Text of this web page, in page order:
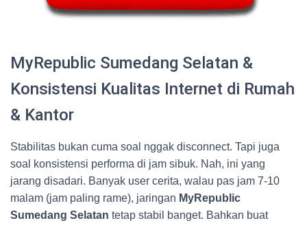
MyRepublic Sumedang Selatan &
Konsistensi Kualitas Internet di Rumah
& Kantor
Stabilitas bukan cuma soal nggak disconnect. Tapi juga
soal konsistensi performa di jam sibuk. Nah, ini yang
jarang disadari. Banyak user cerita, walau pas jam 7-10
malam (jam paling rame), jaringan MyRepublic
Sumedang Selatan tetap stabil banget. Bahkan buat